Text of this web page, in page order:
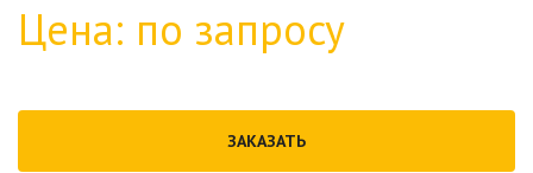
Цена: по запросу
ЗАКАЗАТЬ